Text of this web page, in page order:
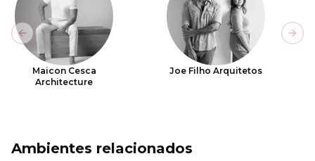
Maicon Cesca
Architecture
Joe Filho Arquitetos
Previous slide
Ambientes relacionados